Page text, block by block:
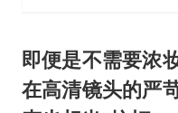
即便是不需要浓
在高清镜头的严